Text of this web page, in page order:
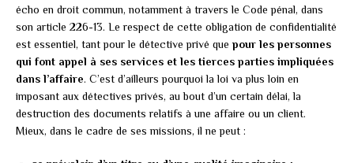
écho en droit commun, notamment à travers le Code pénal, dans
son article 226-13. Le respect de cette obligation de confidentialité
est essentiel, tant pour le détective privé que pour les personnes
qui font appel à ses services et les tierces parties impliquées
dans l’affaire. C’est d’ailleurs pourquoi la loi va plus loin en
imposant aux détectives privés, au bout d’un certain délai, la
destruction des documents relatifs à une affaire ou un client.
Mieux, dans le cadre de ses missions, il ne peut :